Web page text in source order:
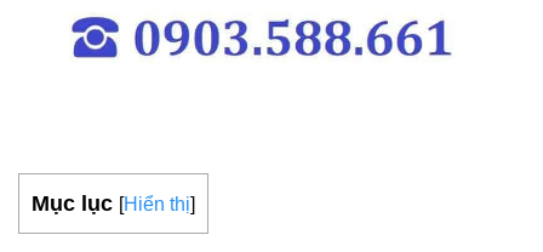
Mục lục [Hiển thị]